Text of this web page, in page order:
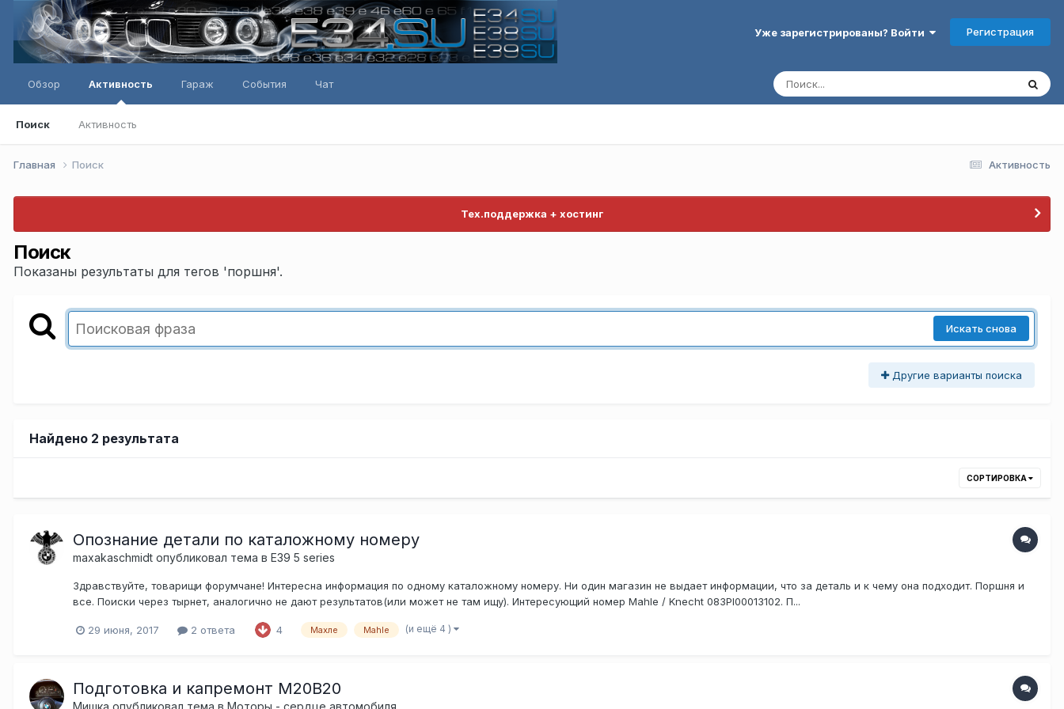
Уже зарегистрированы? Войти Регистрация
Обзор Активность
Поиск Активность
Гараж События Чат
Активность
Главная Поиск
Тех.поддержка + хостинг
Поиск
Показаны результаты для тегов 'поршня'.
Искать снова
Другие варианты поиска
Найдено 2 результата
СОРТИРОВКА
Опознание детали по каталожному номеру
maxakaschmidt опубликовал тема в E39 5 series
Здравствуйте, товарищи форумчане! Интересна информация по одному каталожному номеру. Ни один магазин не выдает информации, что за деталь и к чему она подходит. Поршня и
все. Поиски через тырнет, аналогично не дают результатов(или может не там ищу). Интересующий номер Mahle / Knecht 083PI00013102. П...
29 июня, 2017 2 ответа 4 Махле Mahle (и ещё 4 )
Подготовка и капремонт M20B20